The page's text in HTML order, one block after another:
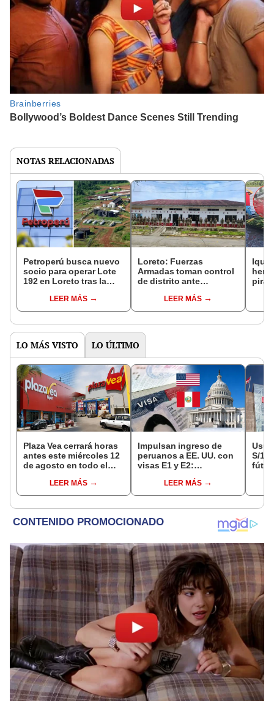
NOTAS RELACIONADAS
Petroperú busca nuevo
socio para operar Lote
192 en Loreto tras la
LEER MÁS
Loreto: Fuerzas
Armadas toman control
de distrito ante
alcaldeLEER MÁS
LO MÁS VISTO LO ÚLTIMO
Plaza Vea cerrará horas
antes este miércoles 12
de agosto en todo el
hasta las 7 p.m.
LEER MÁS
Impulsan ingreso de
peruanos a EE. UU. con
visas E1 y E2:
pymes serían los más
beneficiados
LEER MÁS
S/